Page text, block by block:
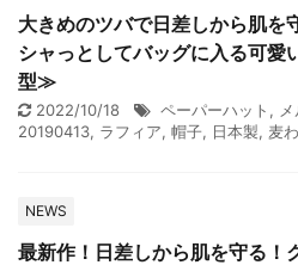
大きめのツバで日差しから肌を
シャっとしてバッグに入る可
型≫
2022/10/18 ペーパーハット ,
20190413, ラフィア, 帽子, 日本製, 麦
NEWS
最新作！日差しから肌を守る！